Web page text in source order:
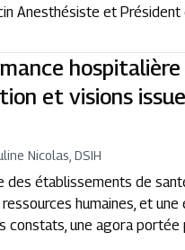
Anesthésiste et Président
hospitalière
et visions
Nicolas, DSIH
établissements de
humaines, et
constats, une agora